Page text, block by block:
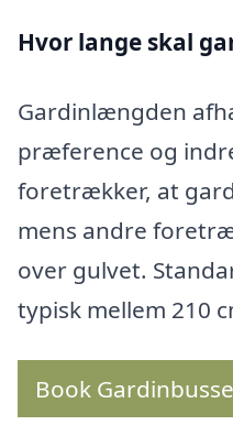
Hvor lange skal
Gardinlængden
præference og
foretrækker, at
mens andre
over gulvet.
typisk mellem 210
Book